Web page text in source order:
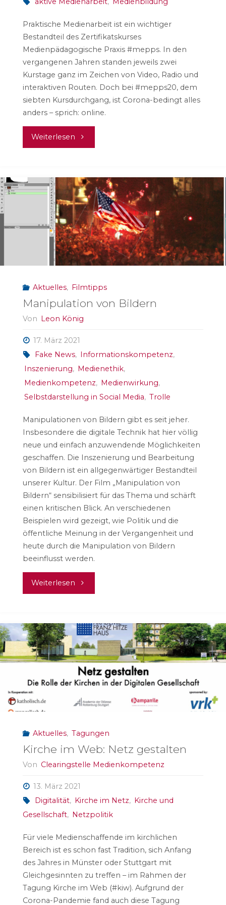
Praktische Medienarbeit ist ein wichtiger
Bestandteil des Zertifikatskurses
Medienpädagogische Praxis #mepps. In den
vergangenen Jahren standen jeweils zwei
Kurstage ganz im Zeichen von Video, Radio und
interaktiven Routen. Doch bei #mepps20, dem
siebten Kursdurchgang, ist Corona-bedingt alles
anders – sprich: online.
Weiterlesen "#mepps20
Coronazeiten"
Aktuelles, Filmtipps
Manipulation von Bildern
Von Leon König
17. März 2021
Fake News, Informationskompetenz,
Inszenierung, Medienethik,
Medienkompetenz, Medienwirkung,
Selbstdarstellung in Social Media, Trolle
Manipulationen von Bildern gibt es seit jeher.
Insbesondere die digitale Technik hat hier völlig
neue und einfach anzuwendende Möglichkeiten
geschaffen. Die Inszenierung und Bearbeitung
von Bildern ist ein allgegenwärtiger Bestandteil
unserer Kultur. Der Film „Manipulation von
Bildern“ sensibilisiert für das Thema und schärft
einen kritischen Blick. An verschiedenen
Beispielen wird gezeigt, wie Politik und die
öffentliche Meinung in der Vergangenheit und
heute durch die Manipulation von Bildern
beeinflusst werden.
Weiterlesen "Manipulation
Bildern"
Aktuelles, Tagungen
Kirche im Web: Netz gestalten
Von Clearingstelle Medienkompetenz
13. März 2021
Digitalität, Kirche im Netz, Kirche und
Gesellschaft, Netzpolitik
Für viele Medienschaffende im kirchlichen
Bereich ist es schon fast Tradition, sich Anfang
des Jahres in Münster oder Stuttgart mit
Gleichgesinnten zu treffen – im Rahmen der
Tagung Kirche im Web (#kiw). Aufgrund der
Corona-Pandemie fand auch diese Tagung